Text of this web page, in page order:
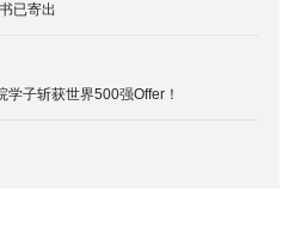
已寄出
子斩获世界500强Offer！